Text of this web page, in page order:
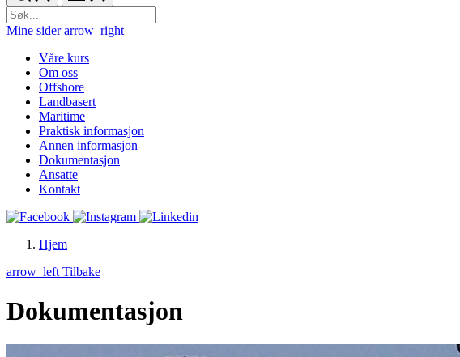
Mine sider arrow_right
Våre kurs
Om oss
Offshore
Landbasert
Maritime
Praktisk informasjon
Annen informasjon
Dokumentasjon
Ansatte
Kontakt
Hjem
arrow_left Tilbake
Dokumentasjon